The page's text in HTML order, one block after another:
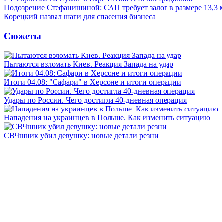
Подозрение Стефанишиной: САП требует залог в размере 13,3
Корецкий назвал шаги для спасения бизнеса
Сюжеты
Пытаются взломать Киев. Реакция Запада на удар
Итоги 04.08: "Сафари" в Херсоне и итоги операции
Удары по России. Чего достигла 40-дневная операция
Нападения на украинцев в Польше. Как изменить ситуацию
СВЧшник убил девушку: новые детали резни